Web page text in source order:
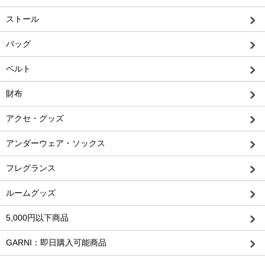
ストール
バッグ
ベルト
財布
アクセ・グッズ
アンダーウェア・ソックス
フレグランス
ルームグッズ
5,000円以下商品
GARNI：即日購入可能商品